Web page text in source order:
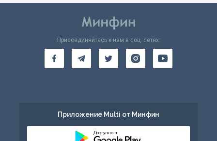
Присоединяйтесь к нам в соц. сетях:
Приложение Multi от Минфин
Доступно в